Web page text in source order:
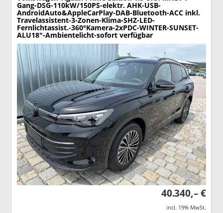
Gang-DSG-110kW/150PS-elektr. AHK-USB-
AndroidAuto&AppleCarPlay-DAB-Bluetooth-ACC inkl.
Travelassistent-3-Zonen-Klima-SHZ-LED-
Fernlichtassist.-360°Kamera-2xPDC-WINTER-SUNSET-
ALU18"-Ambientelicht-sofort verfügbar
40.340,– €
incl. 19% MwSt.